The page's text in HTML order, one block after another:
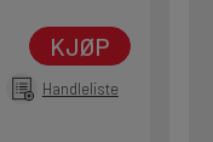
KJØP
Handleliste